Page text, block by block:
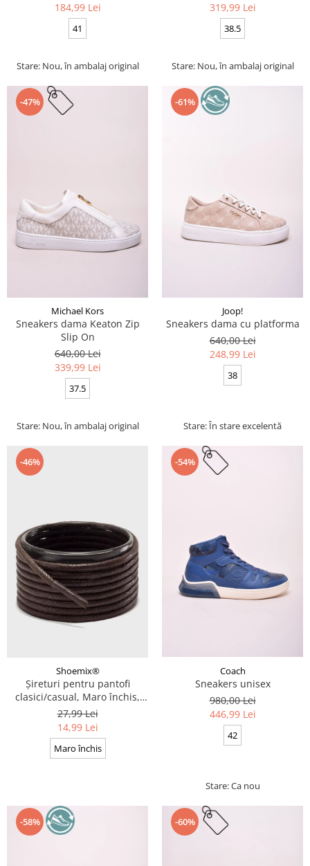
184,99 Lei
41
Stare: Nou, în ambalaj original
319,99 Lei
38.5
Stare: Nou, în ambalaj original
-47%
Michael Kors
Sneakers dama Keaton Zip
Slip On
640,00 Lei
339,99 Lei
37.5
Stare: Nou, în ambalaj original
-61%
Joop!
Sneakers dama cu platforma
640,00 Lei
248,99 Lei
38
Stare: În stare excelentă
-46%
Shoemix®
Șireturi pentru pantofi
clasici/casual, Maro închis,
Cerate, Calitate premium, 110
cm x 0.3 cm
27,99 Lei
14,99 Lei
Maro închis
-54%
Coach
Sneakers unisex
980,00 Lei
446,99 Lei
42
Stare: Ca nou
-58% -60%